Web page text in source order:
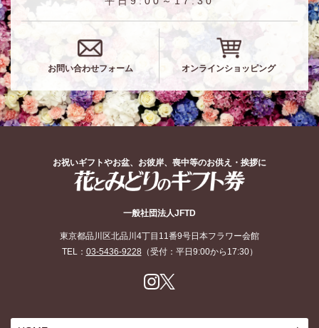
お問い合わせフォーム オンラインショッピング
お祝いギフトやお盆、お彼岸、喪中等のお供え・挨拶に
一般社団法人JFTD
東京都品川区北品川4丁目11番9号日本フラワー会館
TEL： 03-5436-9228 （受付：平日9:00から17:30）